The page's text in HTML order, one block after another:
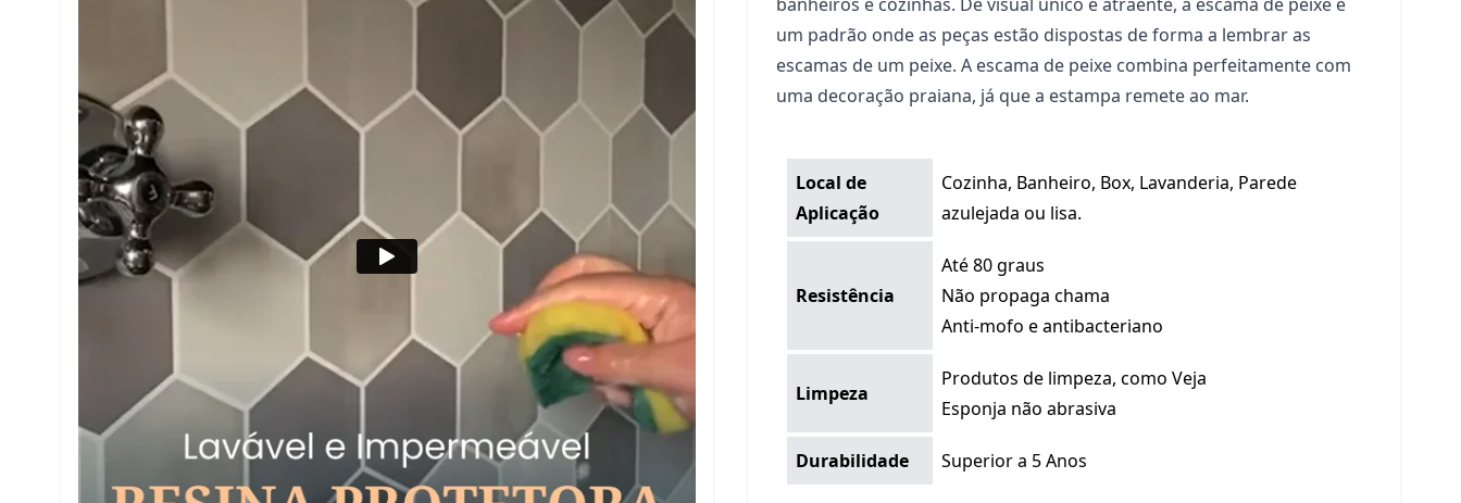
um padrão onde as peças estão dispostas de forma a lembrar as
escamas de um peixe. A escama de peixe combina perfeitamente com
uma decoração praiana, já que a estampa remete ao mar.
Local de
Aplicação
Cozinha, Banheiro, Box, Lavanderia, Parede
azulejada ou lisa.
Resistência
Até 80 graus
Não propaga chama
Anti-mofo e antibacteriano
Limpeza
Produtos de limpeza, como Veja
Esponja não abrasiva
Durabilidade Superior a 5 Anos